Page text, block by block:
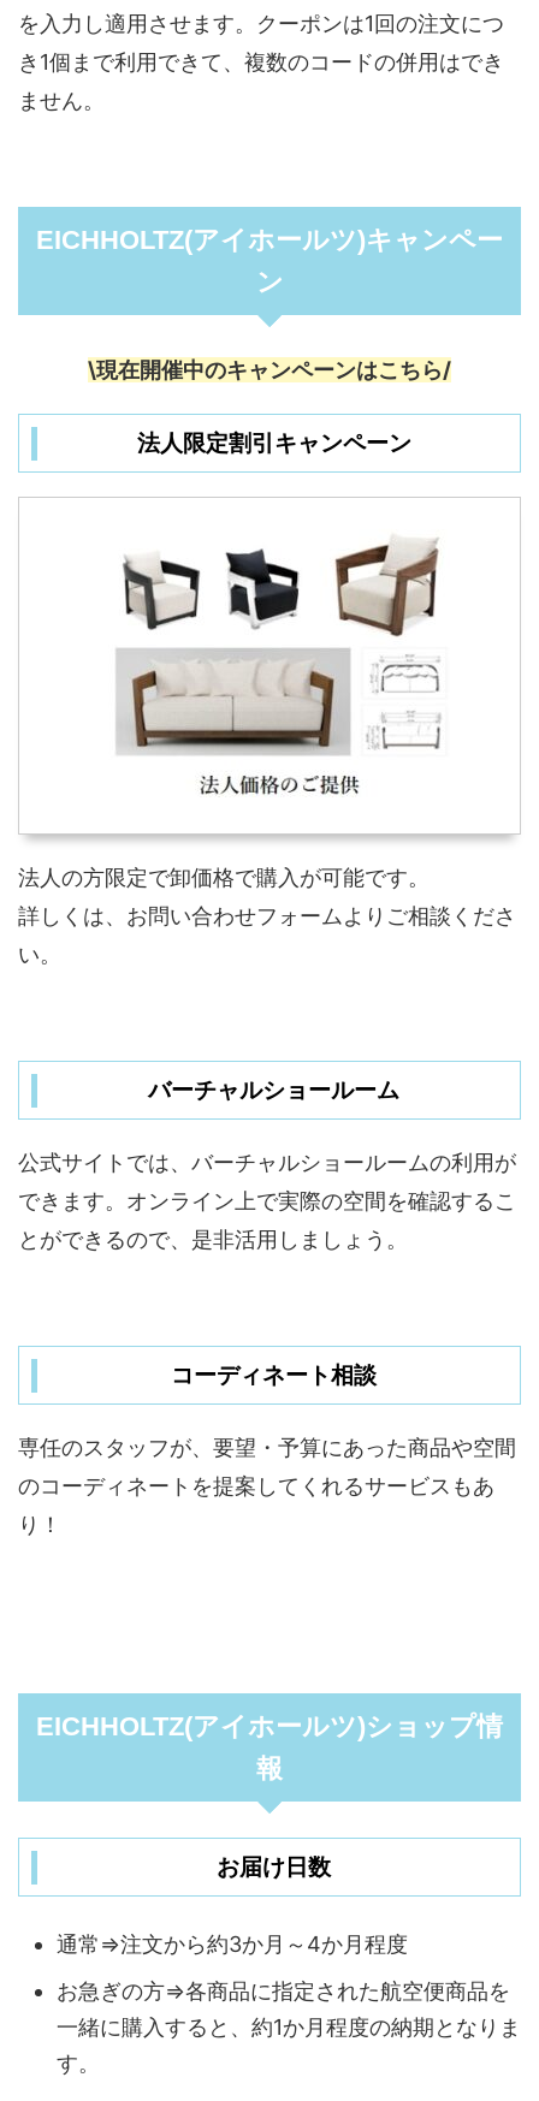
を入力し適用させます。クーポンは1回の注文につ
き1個まで利用できて、複数のコードの併用はでき
ません。
EICHHOLTZ(アイホールツ)キャンペー
ン
\現在開催中のキャンペーンはこちら/
法人限定割引キャンペーン
法人の方限定で卸価格で購入が可能です。
詳しくは、お問い合わせフォームよりご相談くださ
い。
バーチャルショールーム
公式サイトでは、バーチャルショールームの利用が
できます。オンライン上で実際の空間を確認するこ
とができるので、是非活用しましょう。
コーディネート相談
専任のスタッフが、要望・予算にあった商品や空間
のコーディネートを提案してくれるサービスもあ
り！
EICHHOLTZ(アイホールツ)ショップ情
報
お届け日数
通常⇒注文から約3か月～4か月程度
お急ぎの方⇒各商品に指定された航空便商品を
一緒に購入すると、約1か月程度の納期となりま
す。